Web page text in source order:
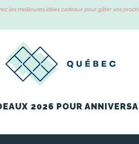
les meilleures idées cadeaux pour gâter vos
2026 POUR